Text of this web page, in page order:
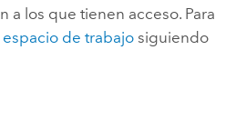
a los que tienen acceso. Para
de trabajo siguiendo